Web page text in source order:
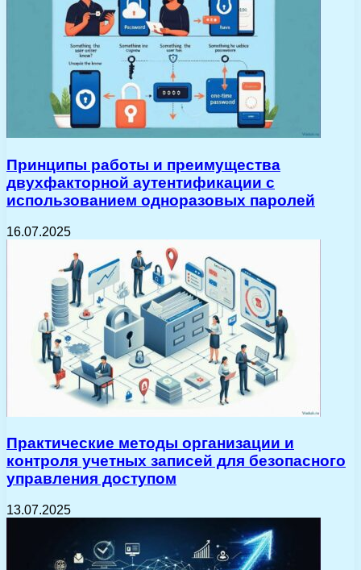
Принципы работы и преимущества
двухфакторной аутентификации с
использованием одноразовых паролей
16.07.2025
Практические методы организации и
контроля учетных записей для безопасного
управления доступом
13.07.2025